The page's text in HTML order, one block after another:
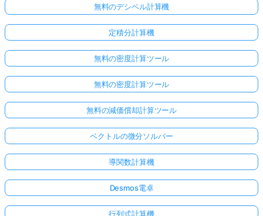
無料のデシベル計算機
定積分計算機
無料の密度計算ツール
無料の密度計算ツール
無料の減価償却計算ツール
ベクトルの微分ソルバー
導関数計算機
Desmos電卓
行列式計算機